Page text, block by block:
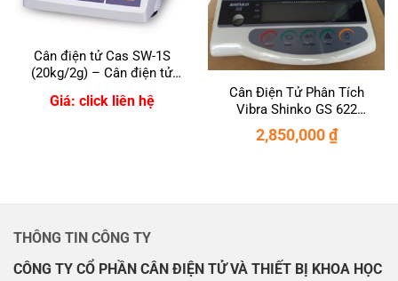
Cân điện tử Cas SW-1S
(20kg/2g) – Cân điện tử
Giá: click liên hệ
Cân Điện Tử Phân Tích
Vibra Shinko GS 622
(620g/0.01g)
2,850,000₫
THÔNG TIN CÔNG TY
CÔNG TY CỔ PHẦN CÂN ĐIỆN TỬ VÀ THIẾT BỊ KHOA HỌC